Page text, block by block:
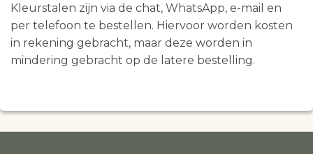
Kleurstalen zijn via de chat, WhatsApp, e-mail en
per telefoon te bestellen. Hiervoor worden kosten
in rekening gebracht, maar deze worden in
mindering gebracht op de latere bestelling.